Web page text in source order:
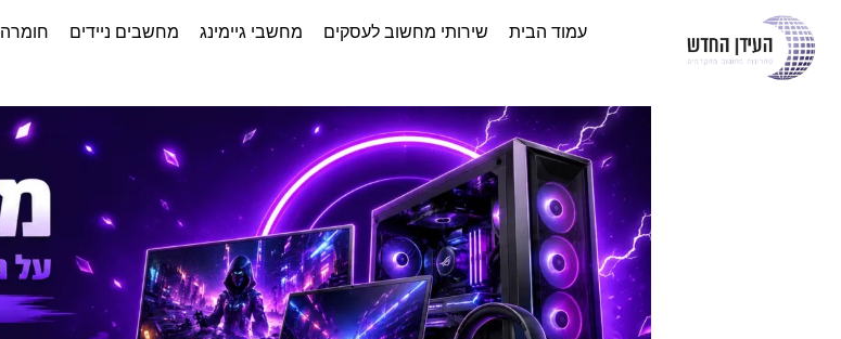
עמוד הבית שירותי מחשוב לעסקים מחשבי גיימינג מחשבים ניידים חומרה